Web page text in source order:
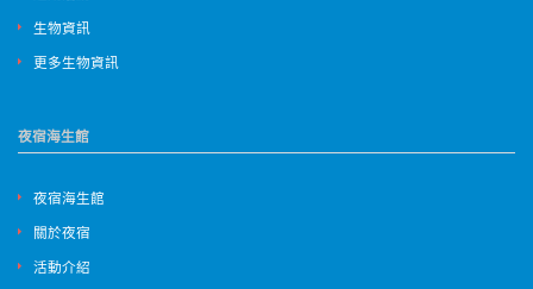
生物資訊
更多生物資訊
夜宿海生館
夜宿海生館
關於夜宿
活動介紹